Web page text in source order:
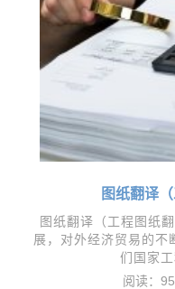
图纸翻译
图纸翻译（工程图纸
展，对外经济贸易的不
们国家工
阅读：